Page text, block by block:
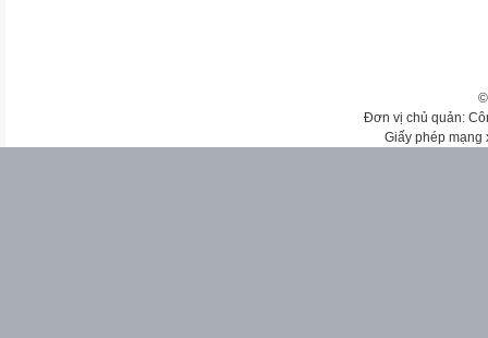
Đơn vị chủ quản:
Giấy phép mạng